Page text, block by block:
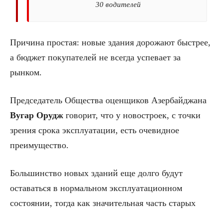
30 водителей
Причина простая: новые здания дорожают быстрее,
а бюджет покупателей не всегда успевает за
рынком.
Председатель Общества оценщиков Азербайджана
Вугар Орудж говорит, что у новостроек, с точки
зрения срока эксплуатации, есть очевидное
преимущество.
Большинство новых зданий еще долго будут
оставаться в нормальном эксплуатационном
состоянии, тогда как значительная часть старых